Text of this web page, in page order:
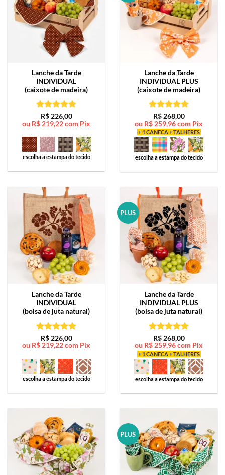
Lanche da Tarde
INDIVIDUAL
(caixote de madeira)
Avaliação5
de 5
R$226,00
ou R$ 219,22com Pix
escolha a estampa do tecido
Lanche da Tarde
INDIVIDUAL PLUS
(caixote de madeira)
Avaliação5
de 5
R$268,00
ou R$ 259,96com Pix
+ 1 CANECA + TALHERES
escolha a estampa do tecido
Lanche da Tarde
INDIVIDUAL
(bolsa de juta natural)
Avaliação5
de 5
R$226,00
ou R$219,22com Pix
escolha a estampa do tecido
PLUS
Lanche da Tarde
INDIVIDUAL PLUS
(bolsa de juta natural)
Avaliação5
de 5
R$268,00
ou R$259,96com Pix
+ 1 CANECA + TALHERES
escolha a estampa do tecido
PLUS